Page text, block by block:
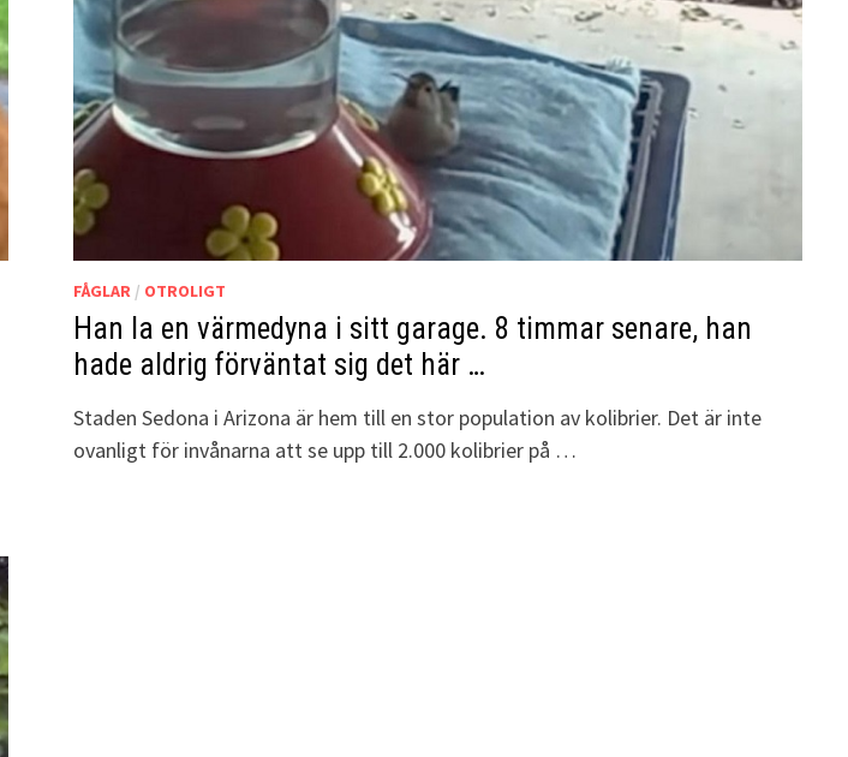
FÅGLAR / OTROLIGT
Han la en värmedyna i sitt garage. 8 timmar senare, han
hade aldrig förväntat sig det här …
Staden Sedona i Arizona är hem till en stor population av kolibrier. Det är inte
ovanligt för invånarna att se upp till 2.000 kolibrier på …